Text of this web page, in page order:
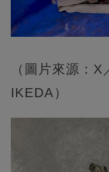
（圖片來源：
IKEDA）